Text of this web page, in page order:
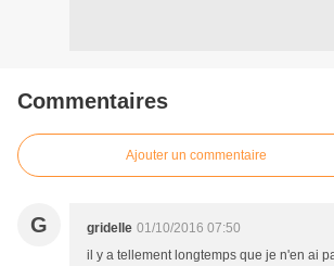
Commentaires
Ajouter un commentaire
G gridelle 01/10/2016 07:50
il y a tellement longtemps que je n'en ai